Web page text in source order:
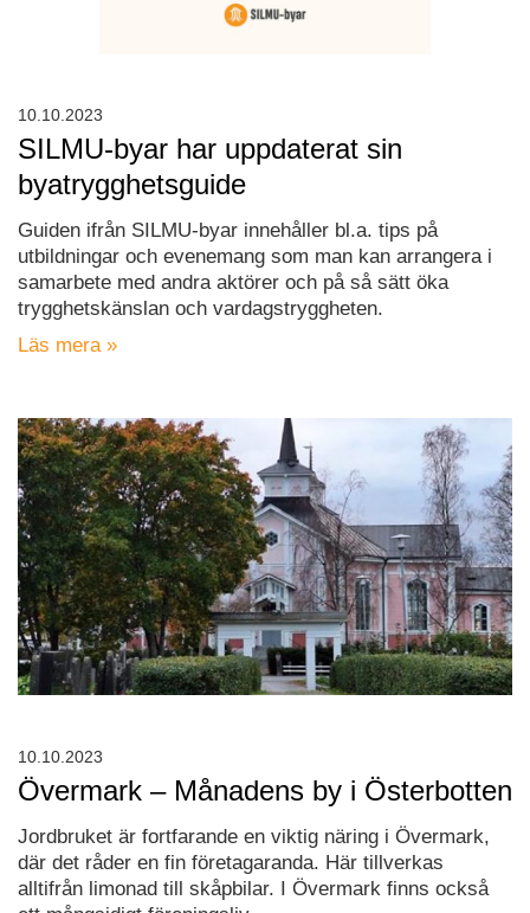
SILMU-byar har uppdaterat sin
byatrygghetsguide
Guiden ifrån SILMU-byar innehåller bl.a. tips på
utbildningar och evenemang som man kan arrangera i
samarbete med andra aktörer och på så sätt öka
trygghetskänslan och vardagstryggheten.
Läs mera »
10.10.2023
Övermark – Månadens by i Österbotten
Jordbruket är fortfarande en viktig näring i Övermark,
där det råder en fin företagaranda. Här tillverkas
alltifrån limonad till skåpbilar. I Övermark finns också
10.10.2023